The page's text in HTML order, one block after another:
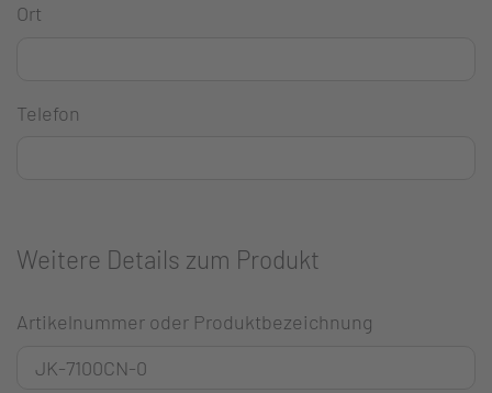
Ort
Telefon
Weitere Details zum Produkt
Artikelnummer oder Produktbezeichnung